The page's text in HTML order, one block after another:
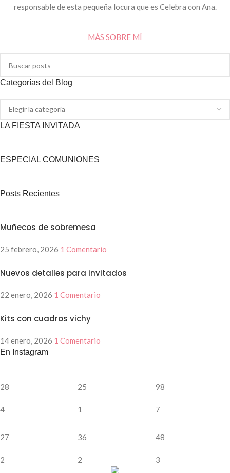
responsable de esta pequeña locura que es Celebra con Ana.
MÁS SOBRE MÍ
Categorías del Blog
LA FIESTA INVITADA
ESPECIAL COMUNIONES
Posts Recientes
Muñecos de sobremesa
25 febrero, 2026 1 Comentario
Nuevos detalles para invitados
22 enero, 2026 1 Comentario
Kits con cuadros vichy
14 enero, 2026 1 Comentario
En Instagram
28
4
25
1
98
7
27
2
36
2
48
3